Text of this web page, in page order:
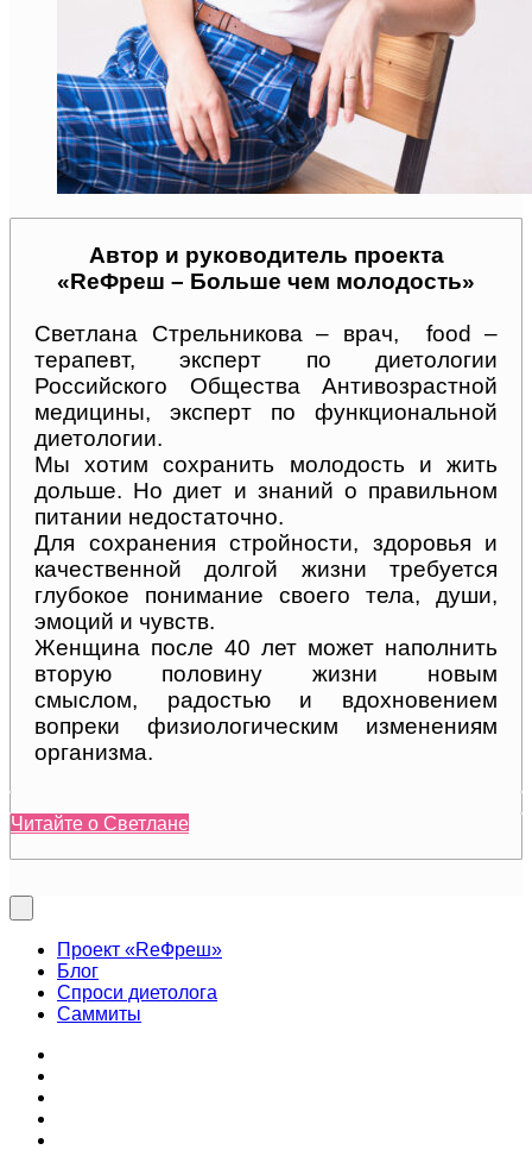
Автор и руководитель проекта
«ReФреш – Больше чем молодость»
Светлана Стрельникова – врач, food –
терапевт, эксперт по диетологии
Российского Общества Антивозрастной
медицины, эксперт по функциональной
диетологии.
Мы хотим сохранить молодость и жить
дольше. Но диет и знаний о правильном
питании недостаточно.
Для сохранения стройности, здоровья и
качественной долгой жизни требуется
глубокое понимание своего тела, души,
эмоций и чувств.
Женщина после 40 лет может наполнить
вторую половину жизни новым
смыслом, радостью и вдохновением
вопреки физиологическим изменениям
организма.
Читайте о Светлане
Проект «ReФреш»
Блог
Спроси диетолога
Саммиты